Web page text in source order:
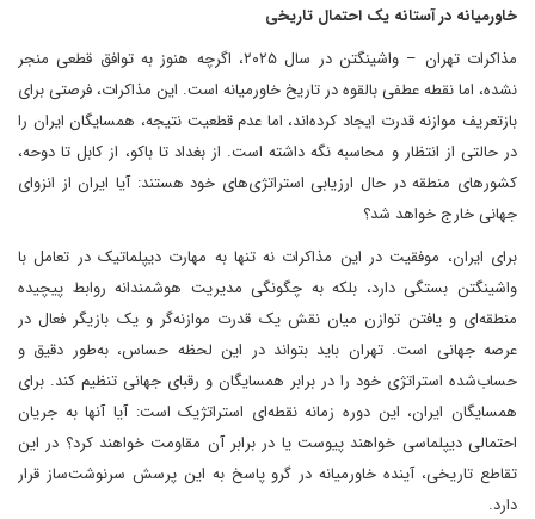
خاورمیانه در آستانه یک احتمال تاریخی
مذاکرات تهران – واشینگتن در سال ۲۰۲۵، اگرچه هنوز به توافق قطعی منجر
نشده، اما نقطه عطفی بالقوه در تاریخ خاورمیانه است. این مذاکرات، فرصتی برای
بازتعریف موازنه قدرت ایجاد کرده‌اند، اما عدم قطعیت نتیجه، همسایگان ایران را
در حالتی از انتظار و محاسبه نگه داشته است. از بغداد تا باکو، از کابل تا دوحه،
کشورهای منطقه در حال ارزیابی استراتژی‌های خود هستند: آیا ایران از انزوای
جهانی خارج خواهد شد؟
برای ایران، موفقیت در این مذاکرات نه تنها به مهارت دیپلماتیک در تعامل با
واشینگتن بستگی دارد، بلکه به چگونگی مدیریت هوشمندانه روابط پیچیده
منطقه‌ای و یافتن توازن میان نقش یک قدرت موازنه‌گر و یک بازیگر فعال در
عرصه جهانی است. تهران باید بتواند در این لحظه حساس، به‌طور دقیق و
حساب‌شده استراتژی خود را در برابر همسایگان و رقبای جهانی تنظیم کند. برای
همسایگان ایران، این دوره زمانه نقطه‌ای استراتژیک است: آیا آنها به جریان
احتمالی دیپلماسی خواهند پیوست یا در برابر آن مقاومت خواهند کرد؟ در این
تقاطع تاریخی، آینده خاورمیانه در گرو پاسخ به این پرسش سرنوشت‌ساز قرار
دارد.